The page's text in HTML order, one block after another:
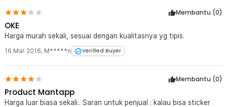
Membantu (0)
OKE
Harga murah sekali, sesuai dengan kualitasnya yg tipis.
16 Mar 2016, M*****n Verified Buyer
Membantu (0)
Product Mantapp
Harga luar biasa sekali.. Saran untuk penjual : kalau bisa sticker